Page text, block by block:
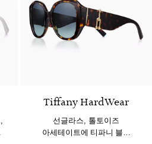
Tiffany HardWear
선글라스, 톨토이즈
아세테이트에 티파니 블루